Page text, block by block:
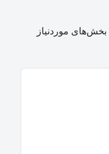
بخش‌های موردنیاز